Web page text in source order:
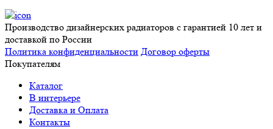
Производство дизайнерских радиаторов с гарантией 10 лет и
доставкой по России
Политика конфиденциальности Договор оферты
Покупателям
Каталог
В интерьере
Доставка и Оплата
Контакты